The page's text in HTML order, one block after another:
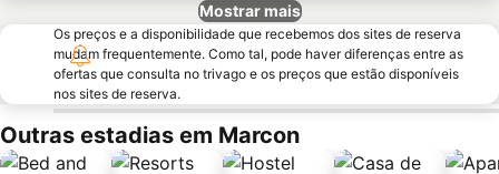
Mostrar mais
Os preços e a disponibilidade que recebemos dos sites de reserva
mudam frequentemente. Como tal, pode haver diferenças entre as
ofertas que consulta no trivago e os preços que estão disponíveis
nos sites de reserva.
Outras estadias em Marcon